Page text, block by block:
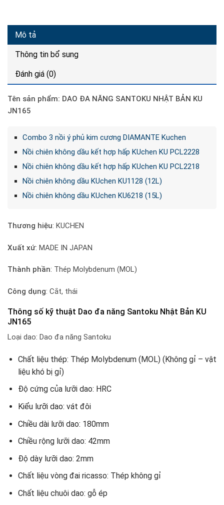
Mô tả
Thông tin bổ sung
Đánh giá (0)
Tên sản phẩm: DAO ĐA NĂNG SANTOKU NHẬT BẢN KU
JN165
Combo 3 nồi ý phủ kim cương DIAMANTE Kuchen
Nồi chiên không dầu kết hợp hấp KUchen KU PCL2228
Nồi chiên không dầu kết hợp hấp KUchen KU PCL2218
Nồi chiên không dầu KUchen KU1128 (12L)
Nồi chiên không dầu KUchen KU6218 (15L)
Thương hiệu: KUCHEN
Xuất xứ: MADE IN JAPAN
Thành phần: Thép Molybdenum (MOL)
Công dụng: Cắt, thái
Thông số kỹ thuật Dao đa năng Santoku Nhật Bản KU
JN165
Loại dao: Dao đa năng Santoku
Chất liệu thép: Thép Molybdenum (MOL) (Không gỉ – vật
liệu khó bị gỉ)
Độ cứng của lưỡi dao: HRC
Kiểu lưỡi dao: vát đôi
Chiều dài lưỡi dao: 180mm
Chiều rộng lưỡi dao: 42mm
Độ dày lưỡi dao: 2mm
Chất liệu vòng đai ricasso: Thép không gỉ
Chất liệu chuôi dao: gỗ ép